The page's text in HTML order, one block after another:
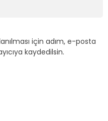
için adım, e-posta
kaydedilsin.